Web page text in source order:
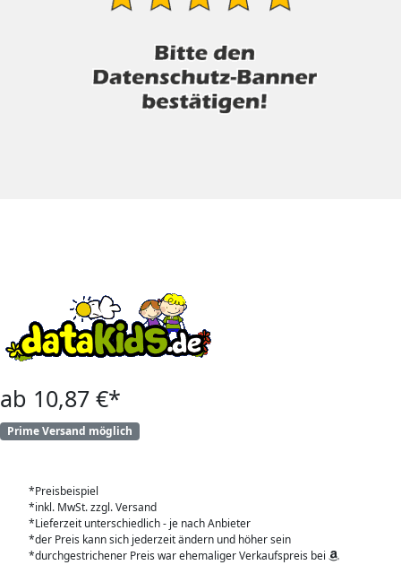
ab 10,87 €*
Prime Versand möglich
*Preisbeispiel
*inkl. MwSt. zzgl. Versand
*Lieferzeit unterschiedlich - je nach Anbieter
*der Preis kann sich jederzeit ändern und höher sein
*durchgestrichener Preis war ehemaliger Verkaufspreis bei